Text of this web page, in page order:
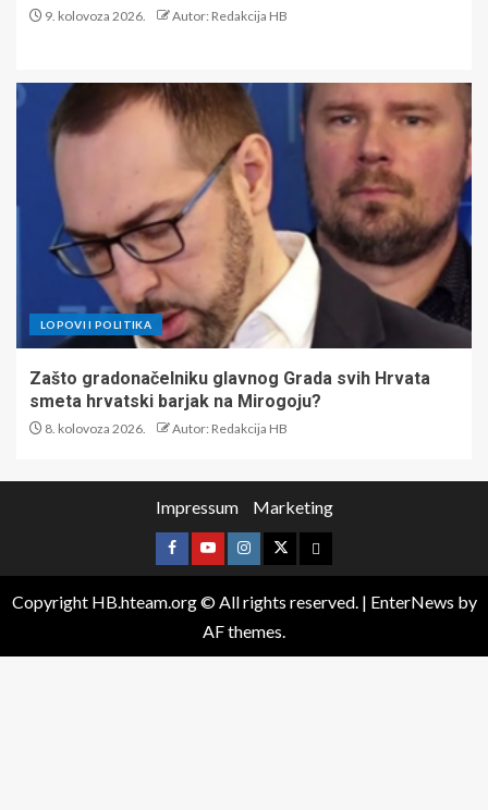
9. kolovoza 2026. Autor: Redakcija HB
LOPOVI I POLITIKA
Zašto gradonačelniku glavnog Grada svih Hrvata
smeta hrvatski barjak na Mirogoju?
8. kolovoza 2026. Autor: Redakcija HB
Impressum Marketing
Copyright HB.hteam.org © All rights reserved. | EnterNews by
AF themes.